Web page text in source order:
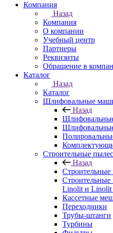
Компания
Назад
Компания
О компании
Учебный центр
Партнеры
Реквизиты
Обращение в
Каталог
Назад
Каталог
Шлифовальные
Назад
Строительные
Назад
Linolit и Linolit
Кассетные
Переходники
Трубы-штанги
Турбины